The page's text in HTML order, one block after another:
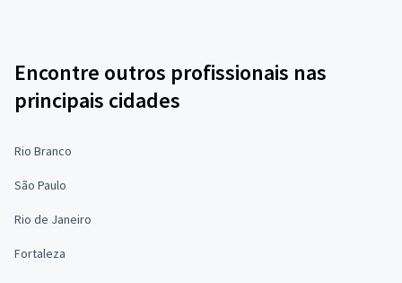
Encontre outros profissionais nas
principais cidades
Rio Branco
São Paulo
Rio de Janeiro
Fortaleza